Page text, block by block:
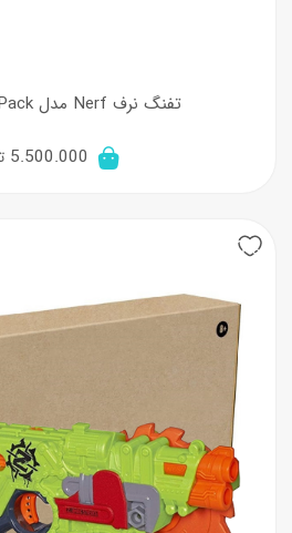
تفنگ نرف Nerf مدل Disruptor 2-Pack
5.500.000
30%